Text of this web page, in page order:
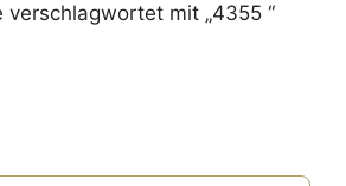
verschlagwortet mit „4355 “